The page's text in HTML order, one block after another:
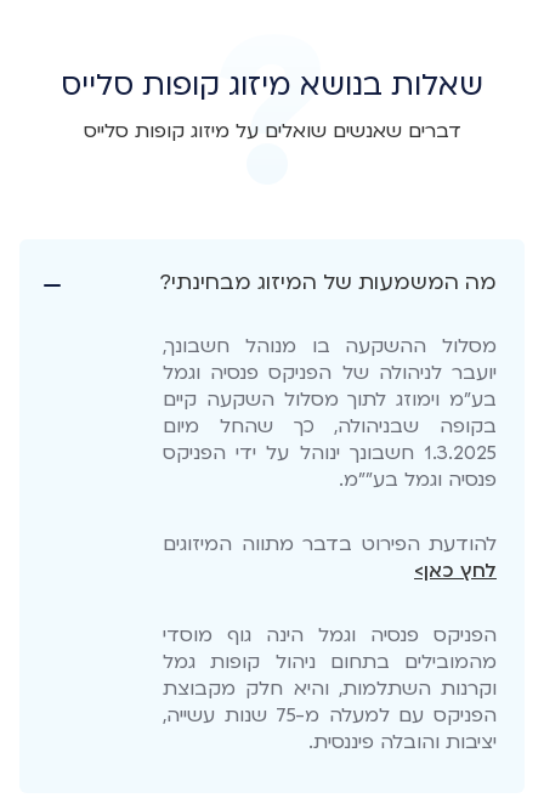
שאלות בנושא מיזוג קופות סלייס
דברים שאנשים שואלים על מיזוג קופות סלייס
מה המשמעות של המיזוג מבחינתי?
מסלול ההשקעה בו מנוהל חשבונך,
יועבר לניהולה של הפניקס פנסיה וגמל
בע"מ וימוזג לתוך מסלול השקעה קיים
בקופה שבניהולה, כך שהחל מיום
1.3.2025 חשבונך ינוהל על ידי הפניקס
פנסיה וגמל בע""מ.
להודעת הפירוט בדבר מתווה המיזוגים
לחץ כאן>
הפניקס פנסיה וגמל הינה גוף מוסדי
מהמובילים בתחום ניהול קופות גמל
וקרנות השתלמות, והיא חלק מקבוצת
הפניקס עם למעלה מ-75 שנות עשייה,
יציבות והובלה פיננסית.